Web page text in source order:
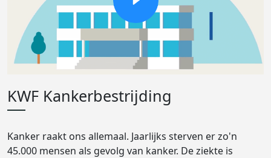
KWF Kankerbestrijding
Kanker raakt ons allemaal. Jaarlijks sterven er zo'n
45.000 mensen als gevolg van kanker. De ziekte is